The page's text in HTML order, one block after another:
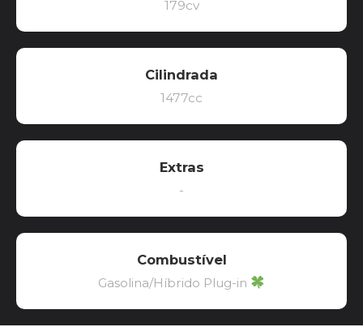
179cv
Cilindrada
1477cc
Extras
-
Combustível
Gasolina/Híbrido Plug-in